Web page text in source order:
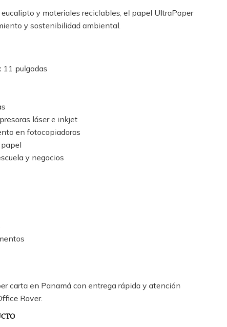
y materiales reciclables, el papel UltraPaper
y sostenibilidad ambiental.
11 pulgadas
láser e inkjet
en fotocopiadoras
y negocios
carta en Panamá con entrega rápida y atención
Rover.